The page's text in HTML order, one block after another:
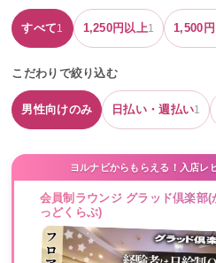
すべて1 1,250円以上1 1,500
こだわりで絞り込む
男性向けのみ 日払い・週払い1
ヨルナビからもらえる！入店レ
会員制ラウンジ グラッド倶楽部
っどくらぶ)